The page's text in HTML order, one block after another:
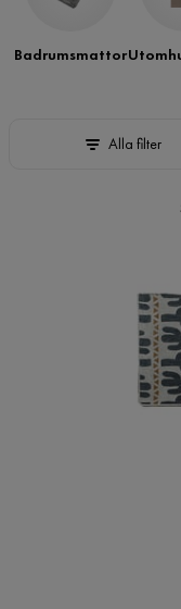
Badrumsmattor
Alla filter